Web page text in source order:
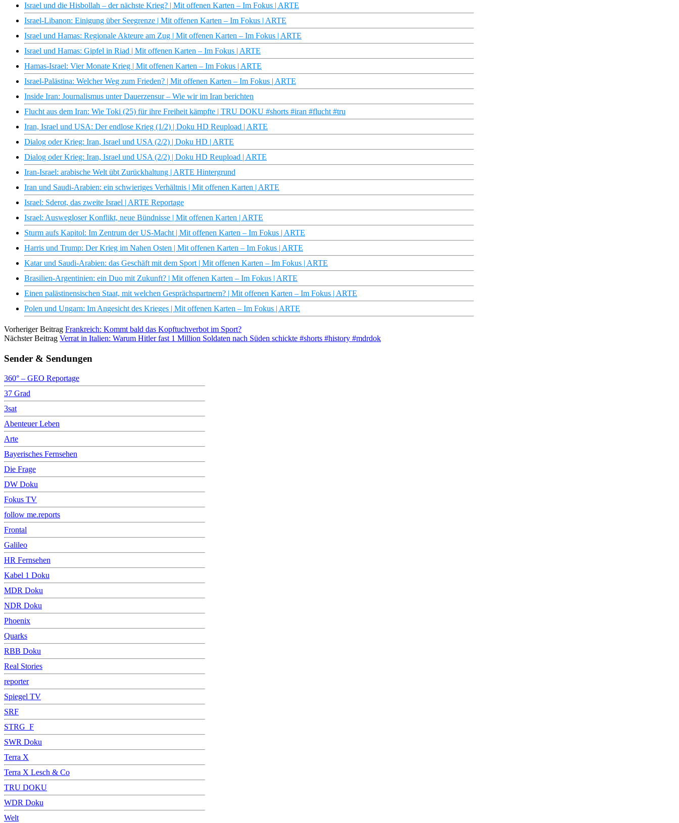
Israel und die Hisbollah – der nächste Krieg? | Mit offenen Karten – Im Fokus | ARTE
Israel-Libanon: Einigung über Seegrenze | Mit offenen Karten – Im Fokus | ARTE
Israel und Hamas: Regionale Akteure am Zug | Mit offenen Karten – Im Fokus | ARTE
Israel und Hamas: Gipfel in Riad | Mit offenen Karten – Im Fokus | ARTE
Hamas-Israel: Vier Monate Krieg | Mit offenen Karten – Im Fokus | ARTE
Israel-Palästina: Welcher Weg zum Frieden? | Mit offenen Karten – Im Fokus | ARTE
Inside Iran: Journalismus unter Dauerzensur – Wie wir im Iran berichten
Flucht aus dem Iran: Wie Toki (25) für ihre Freiheit kämpfte | TRU DOKU #shorts #iran #flucht #tru
Iran, Israel und USA: Der endlose Krieg (1/2) | Doku HD Reupload | ARTE
Dialog oder Krieg: Iran, Israel und USA (2/2) | Doku HD | ARTE
Dialog oder Krieg: Iran, Israel und USA (2/2) | Doku HD Reupload | ARTE
Iran-Israel: arabische Welt übt Zurückhaltung | ARTE Hintergrund
Iran und Saudi-Arabien: ein schwieriges Verhältnis | Mit offenen Karten | ARTE
Israel: Sderot, das zweite Israel | ARTE Reportage
Israel: Auswegloser Konflikt, neue Bündnisse | Mit offenen Karten | ARTE
Sturm aufs Kapitol: Im Zentrum der US-Macht | Mit offenen Karten – Im Fokus | ARTE
Harris und Trump: Der Krieg im Nahen Osten | Mit offenen Karten – Im Fokus | ARTE
Katar und Saudi-Arabien: das Geschäft mit dem Sport | Mit offenen Karten – Im Fokus | ARTE
Brasilien-Argentinien: ein Duo mit Zukunft? | Mit offenen Karten – Im Fokus | ARTE
Einen palästinensischen Staat, mit welchen Gesprächspartnern? | Mit offenen Karten – Im Fokus | ARTE
Polen und Ungarn: Im Angesicht des Krieges | Mit offenen Karten – Im Fokus | ARTE
Vorheriger Beitrag Frankreich: Kommt bald das Kopftuchverbot im Sport?
Nächster Beitrag Verrat in Italien: Warum Hitler fast 1 Million Soldaten nach Süden schickte #shorts #history #mdrdok
Sender & Sendungen
360° – GEO Reportage
37 Grad
3sat
Abenteuer Leben
Arte
Bayerisches Fernsehen
Die Frage
DW Doku
Fokus TV
follow me.reports
Frontal
Galileo
HR Fernsehen
Kabel 1 Doku
MDR Doku
NDR Doku
Phoenix
Quarks
RBB Doku
Real Stories
reporter
Spiegel TV
SRF
STRG_F
SWR Doku
Terra X
Terra X Lesch & Co
TRU DOKU
WDR Doku
Welt